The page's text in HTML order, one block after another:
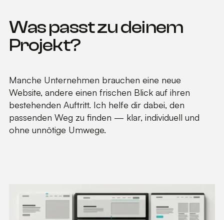
Was passt zu deinem
Projekt?
Manche Unternehmen brauchen eine neue
Website, andere einen frischen Blick auf ihren
bestehenden Auftritt. Ich helfe dir dabei, den
passenden Weg zu finden — klar, individuell und
ohne unnötige Umwege.